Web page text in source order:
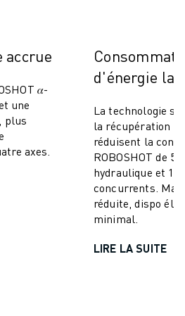
" MYFANUC
accrue
𝛼-
une
plus
axes.
d'énergie la
La technologie
la récupération
réduisent la
ROBOSHOT de
hydraulique et
concurrents.
réduite, dispo
minimal.
LIRE LA SUITE